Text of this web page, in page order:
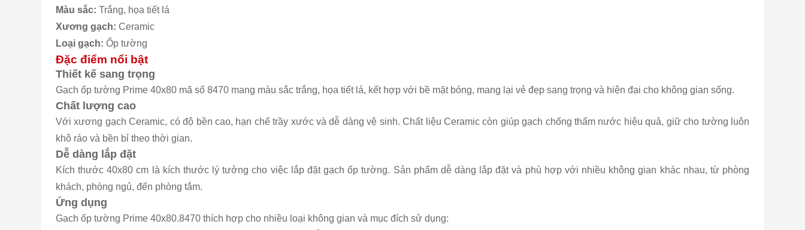
Màu sắc: Trắng, họa tiết lá
Xương gạch: Ceramic
Loại gạch: Ốp tường
Đặc điểm nổi bật
Thiết kế sang trọng
Gạch ốp tường Prime 40x80 mã số 8470 mang màu sắc trắng, họa tiết lá, kết hợp với bề mặt bóng, mang lại vẻ đẹp sang trọng và hiện đại cho không gian sống.
Chất lượng cao
Với xương gạch Ceramic, có độ bền cao, hạn chế trầy xước và dễ dàng vệ sinh. Chất liệu Ceramic còn giúp gạch chống thấm nước hiệu quả, giữ cho tường luôn
khô ráo và bền bỉ theo thời gian.
Dễ dàng lắp đặt
Kích thước 40x80 cm là kích thước lý tưởng cho việc lắp đặt gạch ốp tường. Sản phẩm dễ dàng lắp đặt và phù hợp với nhiều không gian khác nhau, từ phòng
khách, phòng ngủ, đến phòng tắm.
Ứng dụng
Gạch ốp tường Prime 40x80.8470 thích hợp cho nhiều loại không gian và mục đích sử dụng: